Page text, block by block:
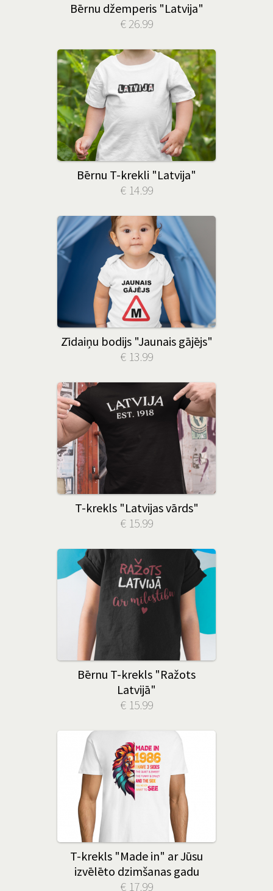
Bērnu džemperis "Latvija"
€ 26.99
Bērnu T-krekli "Latvija"
€ 14.99
Zīdaiņu bodijs "Jaunais gājējs"
€ 13.99
T-krekls "Latvijas vārds"
€ 15.99
Bērnu T-krekls "Ražots
Latvijā"
€ 15.99
T-krekls "Made in" ar Jūsu
izvēlēto dzimšanas gadu
€ 17.99